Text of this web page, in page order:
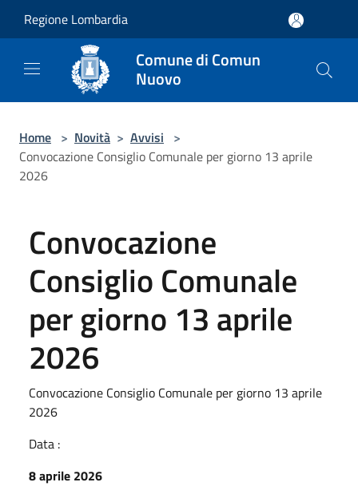
Regione Lombardia
Comune di Comun
Nuovo
Home > Novità > Avvisi >
Convocazione Consiglio Comunale per giorno 13 aprile
2026
Convocazione
Consiglio Comunale
per giorno 13 aprile
2026
Convocazione Consiglio Comunale per giorno 13 aprile
2026
Data :
8 aprile 2026